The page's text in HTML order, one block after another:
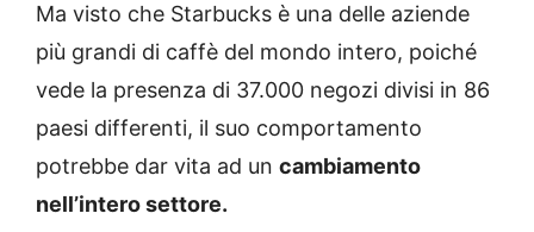
Ma visto che Starbucks è una delle aziende
più grandi di caffè del mondo intero, poiché
vede la presenza di 37.000 negozi divisi in 86
paesi differenti, il suo comportamento
potrebbe dar vita ad un cambiamento
nell’intero settore.